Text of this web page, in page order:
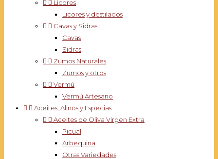
  Licores
Licores y destilados
  Cavas y Sidras
Cavas
Sidras
  Zumos Naturales
Zumos y otros
  Vermú
Vermú Artesano
  Aceites, Aliños y Especias
  Aceites de Oliva Virgen Extra
Picual
Arbequina
Otras Variedades